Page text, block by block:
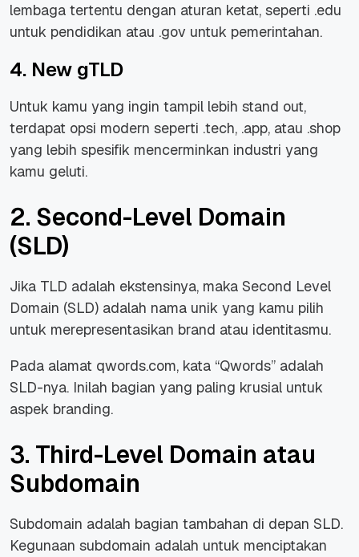
lembaga tertentu dengan aturan ketat, seperti .edu
untuk pendidikan atau .gov untuk pemerintahan.
4. New gTLD
Untuk kamu yang ingin tampil lebih stand out,
terdapat opsi modern seperti .tech, .app, atau .shop
yang lebih spesifik mencerminkan industri yang
kamu geluti.
2. Second-Level Domain
(SLD)
Jika TLD adalah ekstensinya, maka Second Level
Domain (SLD) adalah nama unik yang kamu pilih
untuk merepresentasikan brand atau identitasmu.
Pada alamat qwords.com, kata “Qwords” adalah
SLD-nya. Inilah bagian yang paling krusial untuk
aspek branding.
3. Third-Level Domain atau
Subdomain
Subdomain adalah bagian tambahan di depan SLD.
Kegunaan subdomain adalah untuk menciptakan